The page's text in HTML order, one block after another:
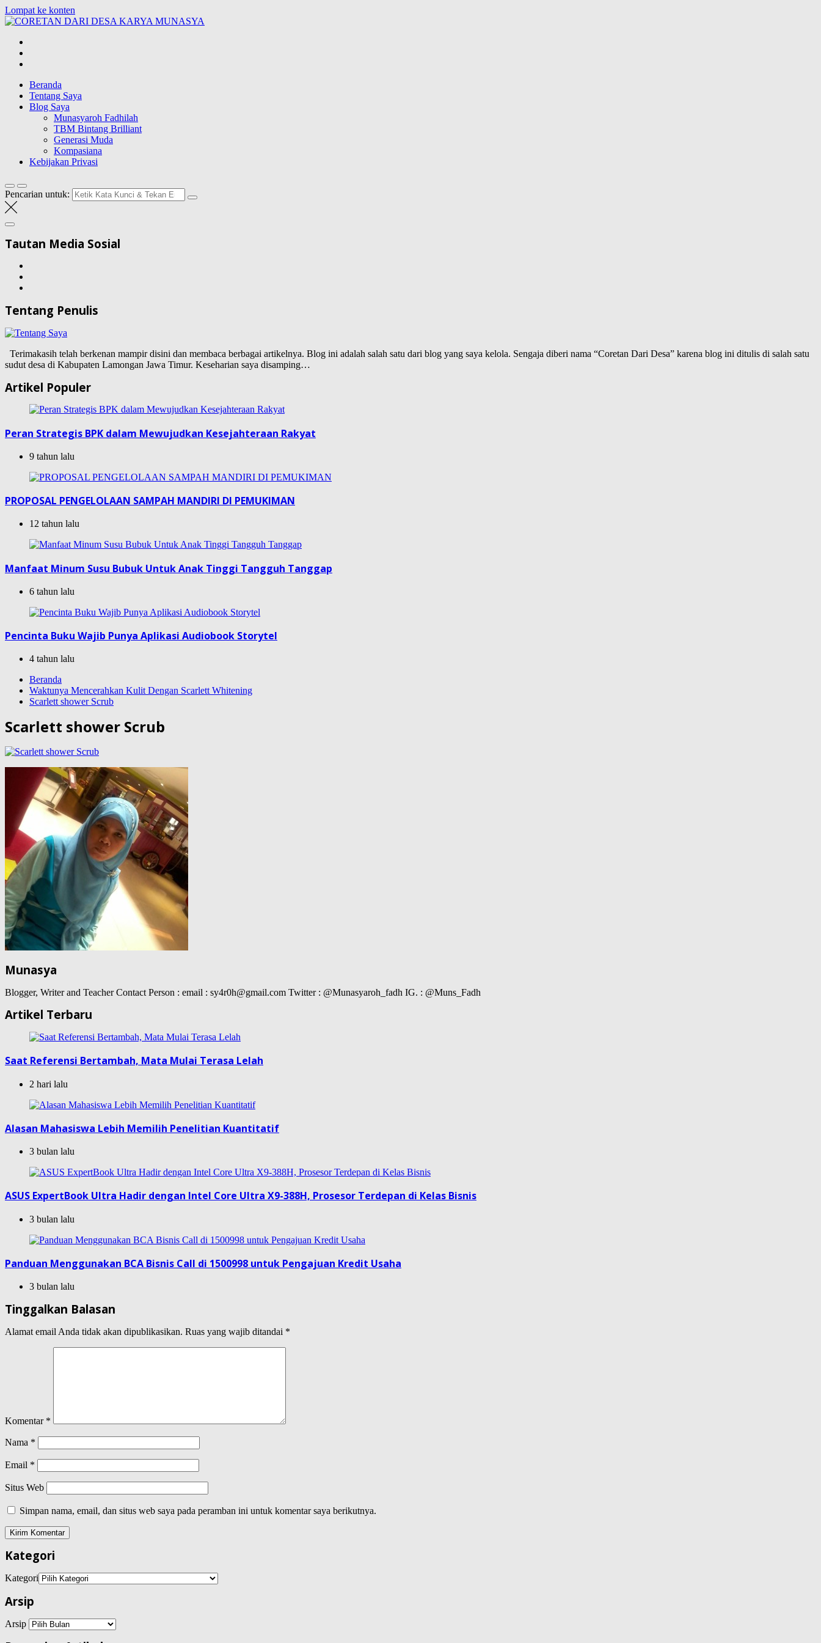
Lompat ke konten
Blog Wong Ndeso yang ingin berbagi berbagai hal di sekitarnya
Beranda
Tentang Saya
Blog Saya
Munasyaroh Fadhilah
TBM Bintang Brilliant
Generasi Muda
Kompasiana
Kebijakan Privasi
Pencarian untuk:
Tautan Media Sosial
Tentang Penulis
Terimakasih telah berkenan mampir disini dan membaca berbagai artikelnya. Blog ini adalah salah satu dari blog yang saya kelola. Sengaja diberi nama “Coretan Dari Desa” karena blog ini ditulis di salah satu
sudut desa di Kabupaten Lamongan Jawa Timur. Keseharian saya disamping…
Artikel Populer
Peran Strategis BPK dalam Mewujudkan Kesejahteraan Rakyat
9 tahun lalu
PROPOSAL PENGELOLAAN SAMPAH MANDIRI DI PEMUKIMAN
12 tahun lalu
Manfaat Minum Susu Bubuk Untuk Anak Tinggi Tangguh Tanggap
6 tahun lalu
Pencinta Buku Wajib Punya Aplikasi Audiobook Storytel
4 tahun lalu
Beranda
Waktunya Mencerahkan Kulit Dengan Scarlett Whitening
Scarlett shower Scrub
Scarlett shower Scrub
Munasya
Blogger, Writer and Teacher Contact Person : email : sy4r0h@gmail.com Twitter : @Munasyaroh_fadh IG. : @Muns_Fadh
Artikel Terbaru
Saat Referensi Bertambah, Mata Mulai Terasa Lelah
2 hari lalu
Alasan Mahasiswa Lebih Memilih Penelitian Kuantitatif
3 bulan lalu
ASUS ExpertBook Ultra Hadir dengan Intel Core Ultra X9-388H, Prosesor Terdepan di Kelas Bisnis
3 bulan lalu
Panduan Menggunakan BCA Bisnis Call di 1500998 untuk Pengajuan Kredit Usaha
3 bulan lalu
Tinggalkan Balasan
Alamat email Anda tidak akan dipublikasikan. Ruas yang wajib ditandai *
Komentar *
Nama *
Email *
Situs Web
Simpan nama, email, dan situs web saya pada peramban ini untuk komentar saya berikutnya.
Kategori
Kategori
Arsip
Arsip